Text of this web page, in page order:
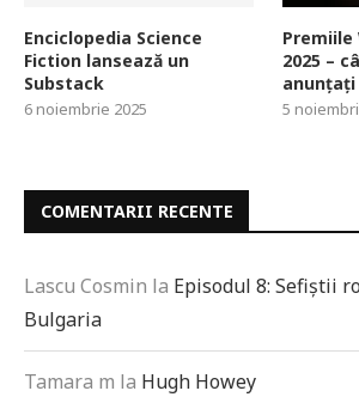
Enciclopedia Science
Fiction lansează un
Substack
6 noiembrie 2025
Premiile
2025 –
5
COMENTARII RECENTE
Lascu Cosmin la Episodul 8: Sefiștii
Bulgaria
Tamara m la Hugh Howey